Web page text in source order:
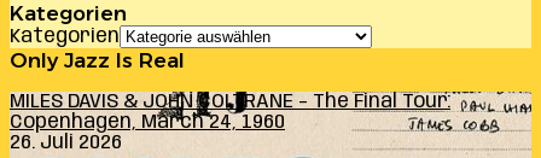
Kategorien
Kategorien
Only Jazz Is Real
MILES DAVIS & JOHN COLTRANE – The Final Tour:
Copenhagen, March 24, 1960
26. Juli 2026